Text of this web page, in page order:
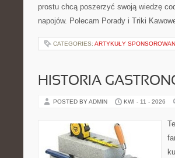
prostu chcą poszerzyć swoją wiedzę
napojów. Polecam Porady i Triki
CATEGORIES: ARTYKUŁY
HISTORIA
POSTED BY ADMIN KWI - 11 - 2026